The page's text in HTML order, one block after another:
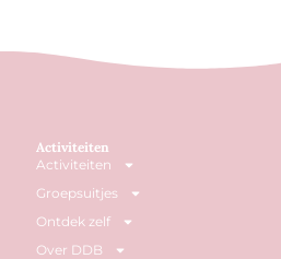
Activiteiten
Activiteiten
Groepsuitjes
Ontdek zelf
Over DDB